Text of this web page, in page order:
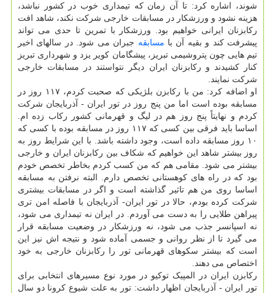
شوند، اشاره کرد: تا آن زمان که تیمداری خوب در کشور نباشد،
هزینه نشود و ورزشکار در مسابقات خارجی شرکت نکند، شاهد افت
رکابزنان ایرانی خواهیم بود. ورزشکار با تمرین تا حدی می تواند
پیشرفت کند و بقیه آن با مسابقه جبران می شود. در سالهای اخیر
تیم هایی چون پتروشیمی تبریز، پیشگامان کویر یزد و شهرداری تبریز
کنار کشیدند و رکابزنان ایران دیگر نتواستند در مسابقات خارجی
شرکت نمایند.
او اضافه کرد: من با رکابزن بلژیکی که صحبت کردم، ۱۱۷ روز در
مسابقه بوده است اما من پنج روز در تور ایران - آذربایجان شرکت
کردم و نهایتاً پنج روز هم در لیگ و قهرمانی کشور رکاب زده ام.
اساسا باید فرقی بین کسی که ۱۱۷ روز در مسابقه بوده با کسی که
۱۰ روز مسابقه داده است، وجود داشته باشد. با این شرایط روز به
روز بیشتر شاهد این خواهیم که شکاف بین رکابزنان ایران و خارجی
بیشتر می شود. مقامی هم که من کسب کردم بخاطر تخصص خودم
بود که در راه های کوهستانی تخصص دارم. البته نرفتن به مسابقه
اساسا روی من هم تاثیر گذاشته است و اگر در مسابقات بیشتری
شرکت کرده بودم، حالا در تور ایران- آذربایجان با فاصله امن تری
پیراهن طلایی را به دست می آوردم. در ایران نه تیمداری می شود،
نه اسپانسر جذب می شود، نه ورزشکار در وضعیت مسابقه قرار
می گیرد تا از نظر روانی و جسمی آماده شود و نتیجه اش نیز این
است که بیشتر سکوهای قهرمانی تور را رکابزنان خارجی به خود
اختصاص می دهند.
رکابزن ایران در المپیک توکیو در مورد نوع مسیرهای انتخابی برای
تور ایران - آذربایجان اظهار داشت: تور به علت شیوع کرونا دو سال